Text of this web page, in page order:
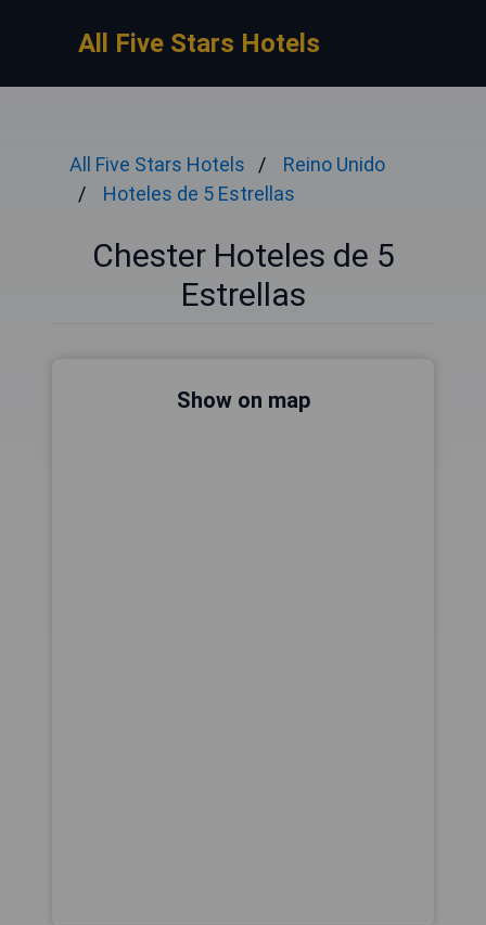
All Five Stars Hotels
All Five Stars Hotels
Reino Unido
Hoteles de 5 Estrellas
Chester Hoteles de 5
Estrellas
Show on map